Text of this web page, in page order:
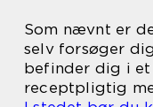
Som nævnt er
selv forsøger
befinder dig i
receptpligtig